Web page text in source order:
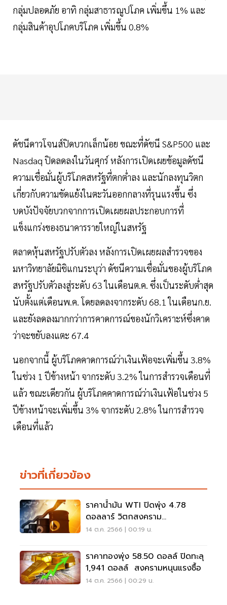
กลุ่มปลอดภัย อาทิ กลุ่มสาธารณูปโภค เพิ่มขึ้น 1% และ
กลุ่มสินค้าอุปโภคบริโภค เพิ่มขึ้น 0.8%
ดัชนีดาวโจนส์ปิดบวกเล็กน้อย ขณะที่ดัชนี S&P500 และ
Nasdaq ปิดลดลงในวันศุกร์ หลังการเปิดเผยข้อมูลดัชนี
ความเชื่อมั่นผู้บริโภคสหรัฐที่ตกต่ำลง และนักลงทุนวิตก
เกี่ยวกับความขัดแย้งในตะวันออกกลางที่รุนแรงขึ้น ซึ่ง
บดบังปัจจัยบวกจากการเปิดเผยผลประกอบการที่
แข็งแกร่งของธนาคารรายใหญ่ในสหรัฐ
ตลาดหุ้นสหรัฐปรับตัวลง หลังการเปิดเผยผลสำรวจของ
มหาวิทยาลัยมิชิแกนระบุว่า ดัชนีความเชื่อมั่นของผู้บริโภค
สหรัฐปรับตัวลงสู่ระดับ 63 ในเดือนต.ค. ซึ่งเป็นระดับต่ำสุด
นับตั้งแต่เดือนพ.ค. โดยลดลงจากระดับ 68.1 ในเดือนก.ย.
และยังลดลงมากกว่าการคาดการณ์ของนักวิเคราะห์ซึ่งคาด
ว่าจะขยับลงแตะ 67.4
นอกจากนี้ ผู้บริโภคคาดการณ์ว่าเงินเฟ้อจะเพิ่มขึ้น 3.8%
ในช่วง 1 ปีข้างหน้า จากระดับ 3.2% ในการสำรวจเดือนที่
แล้ว ขณะเดียวกัน ผู้บริโภคคาดการณ์ว่าเงินเฟ้อในช่วง 5
ปีข้างหน้าจะเพิ่มขึ้น 3% จากระดับ 2.8% ในการสำรวจ
เดือนที่แล้ว
ข่าวที่เกี่ยวข้อง
ราคาน้ำมัน WTI ปิดพุ่ง 4.78
ดอลลาร์ วิตกสงคราม
ตะวันออกกลางขยายวง
14 ต.ค. 2566 | 00:19 น.
ราคาทองพุ่ง 58.50 ดอลล์ ปิดทะลุ
1,941 ดอลล์ สงครามหนุนแรงซื้อ
14 ต.ค. 2566 | 00:29 น.